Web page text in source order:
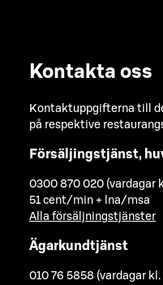
Kontakta oss
Kontaktuppgifterna till
på respektive
Försäljingstjänst,
0300 870 020 (vardagar
51 cent/min + lna/msa
Alla försäljningstjänster
Ägarkundtjänst
010 76 5858 (vardagar kl.